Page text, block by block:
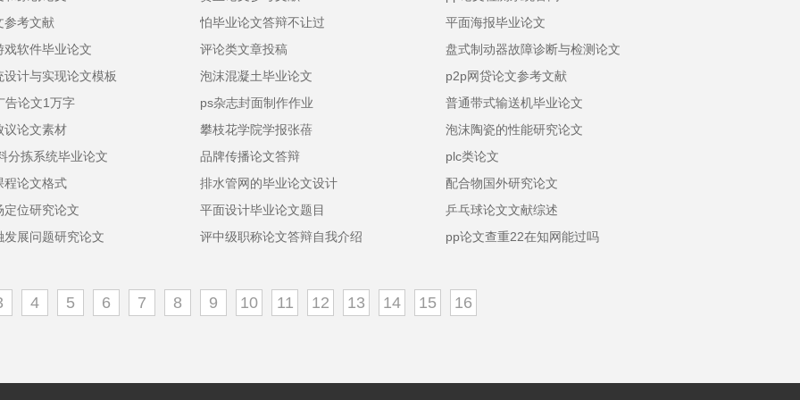
参考文献
怕毕业论文答辩不让过
平面海报毕业论文
戏软件毕业论文
评论类文章投稿
盘式制动器故障诊断与检测论文
设计与实现论文模板
泡沫混凝土毕业论文
p2p网贷论文参考文献
告论文1万字
ps杂志封面制作作业
普通带式输送机毕业论文
议论文素材
攀枝花学院学报张蓓
泡沫陶瓷的性能研究论文
分拣系统毕业论文
品牌传播论文答辩
plc类论文
程论文格式
排水管网的毕业论文设计
配合物国外研究论文
定位研究论文
平面设计毕业论文题目
乒乓球论文文献综述
发展问题研究论文
评中级职称论文答辩自我介绍 pp论文查重22在知网能过吗
4 5 6 7 8 9 10 11 12 13 14 15 16